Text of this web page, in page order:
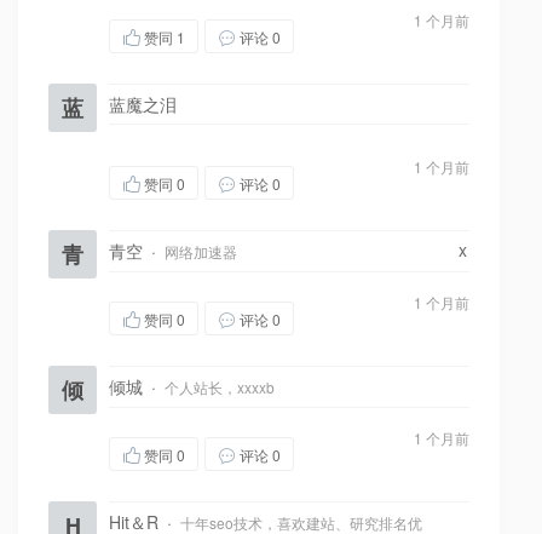
1 个月前
赞同 1 评论 0
蓝 蓝魔之泪
1 个月前
赞同 0 评论 0
青 青空 · 网络加速器 x
1 个月前
赞同 0 评论 0
倾 倾城 · 个人站长，xxxxb
1 个月前
赞同 0 评论 0
H Hit＆R · 十年seo技术，喜欢建站、研究排名优